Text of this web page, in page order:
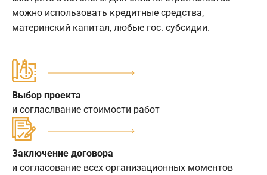
можно использовать кредитные средства,
материнский капитал, любые гос. субсидии.
Выбор проекта
и согласлвание стоимости работ
Заключение договора
и согласование всех организационных моментов